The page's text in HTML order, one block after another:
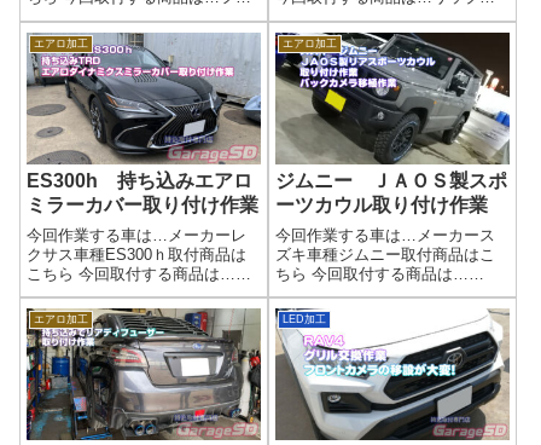
ントスポイラー 社外品かな？
作業写真取り付け完了です。新
品の場合はサクッと取り付けで
きますが中古品の場合は部品が
揃ってなかったり、両面テープ
の貼り直...
ポイラー社外品ですかね(^^)/作業
写真今回はブラックでした同色
ペイントなども当店で可能です
ので、ご相談ください(^^)/作業完
了エアロ取り付けなどもガ...
エアロ加工
ES300h 持ち込みエアロ
ミラーカバー取り付け作業
今回作業する車は…メーカーレ
クサス車種ES300ｈ取付商品は
こちら 今回取付する商品は…
TRD製 エアロダイナミクスミ
ラーカバー作業写真取り付け完
了～作業完了持ち込みでエアロ
ミラー取付はガレージＳＤにお
任せください(^^)/作業時間(目
安)...
エアロ加工
ジムニー ＪＡＯＳ製スポ
ーツカウル取り付け作業
今回作業する車は…メーカース
ズキ車種ジムニー取付商品はこ
ちら 今回取付する商品は…
JAOS リアスポーツカウル作業
写真ランプ類はすべて外れた状
態なので、取り付けていきま
す。バックカメラ用の取付穴が
あるので、そこにバックカメラ
を設置。ジムニー...
エアロ加工 LED加工